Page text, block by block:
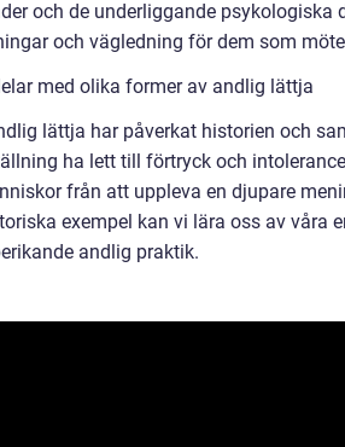
och de underliggande psykologiska
och vägledning för dem som
med olika former av andlig lättja
lättja har påverkat historien och
ha lett till förtryck och
från att uppleva en djupare
exempel kan vi lära oss av våra
andlig praktik.